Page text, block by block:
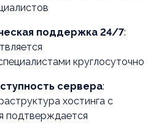
поддержка 24/7:
круглосуточно
сервера:
хостинга с
подтверждается